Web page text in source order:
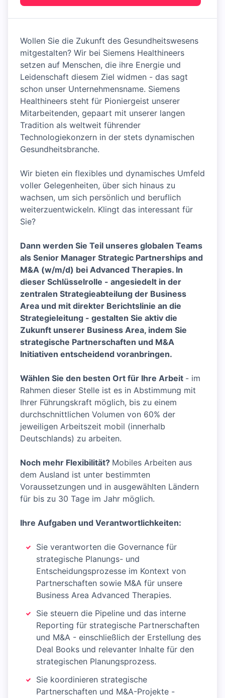
Wollen Sie die Zukunft des Gesundheitswesens
mitgestalten? Wir bei Siemens Healthineers
setzen auf Menschen, die ihre Energie und
Leidenschaft diesem Ziel widmen - das sagt
schon unser Unternehmensname. Siemens
Healthineers steht für Pioniergeist unserer
Mitarbeitenden, gepaart mit unserer langen
Tradition als weltweit führender
Technologiekonzern in der stets dynamischen
Gesundheitsbranche.
Wir bieten ein flexibles und dynamisches Umfeld
voller Gelegenheiten, über sich hinaus zu
wachsen, um sich persönlich und beruflich
weiterzuentwickeln. Klingt das interessant für
Sie?
Dann werden Sie Teil unseres globalen Teams
als Senior Manager Strategic Partnerships and
M&A (w/m/d) bei Advanced Therapies. In
dieser Schlüsselrolle - angesiedelt in der
zentralen Strategieabteilung der Business
Area und mit direkter Berichtslinie an die
Strategieleitung - gestalten Sie aktiv die
Zukunft unserer Business Area, indem Sie
strategische Partnerschaften und M&A
Initiativen entscheidend voranbringen.
Wählen Sie den besten Ort für Ihre Arbeit - im
Rahmen dieser Stelle ist es in Abstimmung mit
Ihrer Führungskraft möglich, bis zu einem
durchschnittlichen Volumen von 60% der
jeweiligen Arbeitszeit mobil (innerhalb
Deutschlands) zu arbeiten.
Noch mehr Flexibilität? Mobiles Arbeiten aus
dem Ausland ist unter bestimmten
Voraussetzungen und in ausgewählten Ländern
für bis zu 30 Tage im Jahr möglich.
Ihre Aufgaben und Verantwortlichkeiten:
Sie verantworten die Governance für
strategische Planungs- und
Entscheidungsprozesse im Kontext von
Partnerschaften sowie M&A für unsere
Business Area Advanced Therapies.
Sie steuern die Pipeline und das interne
Reporting für strategische Partnerschaften
und M&A - einschließlich der Erstellung des
Deal Books und relevanter Inhalte für den
strategischen Planungsprozess.
Sie koordinieren strategische
Partnerschaften und M&A-Projekte -